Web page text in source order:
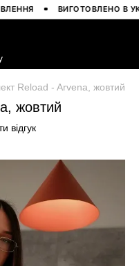
ВИГОТОВЛЕНО В
Reload - Arvena, жовтий
жовтий
відгук